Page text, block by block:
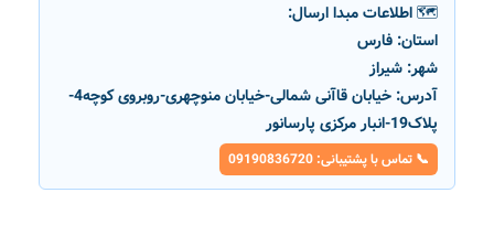
🗺️ اطلاعات مبدا ارسال:
استان: فارس
شهر: شیراز
آدرس:
خیابان قاآنی شمالی-خیابان منوچهری-روبروی کوچه4-
پلاک19-انبار مرکزی پارسانور
📞 تماس با پشتیبانی: 09190836720